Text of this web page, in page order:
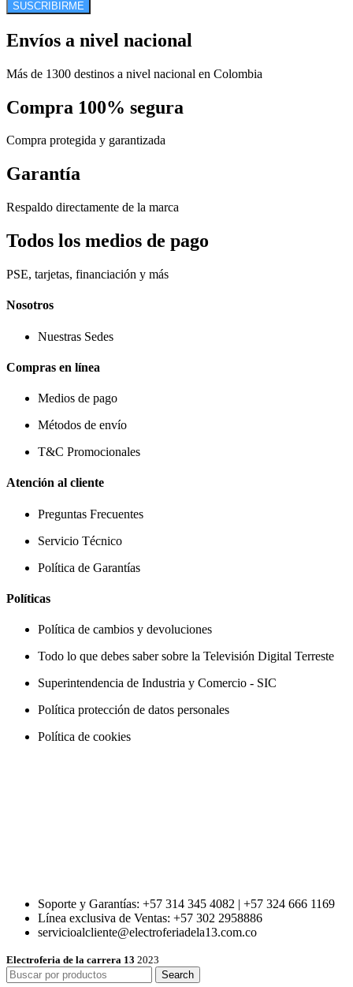
SUSCRIBIRME
Envíos a nivel nacional
Más de 1300 destinos a nivel nacional en Colombia
Compra 100% segura
Compra protegida y garantizada
Garantía
Respaldo directamente de la marca
Todos los medios de pago
PSE, tarjetas, financiación y más
Nosotros
Nuestras Sedes
Compras en línea
Medios de pago
Métodos de envío
T&C Promocionales
Atención al cliente
Preguntas Frecuentes
Servicio Técnico
Política de Garantías
Políticas
Política de cambios y devoluciones
Todo lo que debes saber sobre la Televisión Digital Terreste
Superintendencia de Industria y Comercio - SIC
Política protección de datos personales
Política de cookies
Soporte y Garantías: +57 314 345 4082 | +57 324 666 1169
Línea exclusiva de Ventas: +57 302 2958886
servicioalcliente@electroferiadela13.com.co
Electroferia de la carrera 13 2023
Search